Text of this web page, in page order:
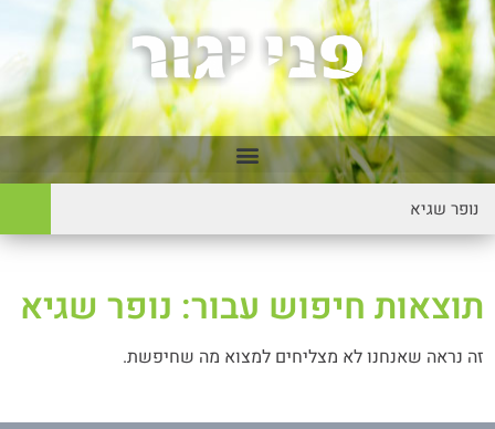
תוצאות חיפוש עבור: נופר שגיא
זה נראה שאנחנו לא מצליחים למצוא מה שחיפשת.